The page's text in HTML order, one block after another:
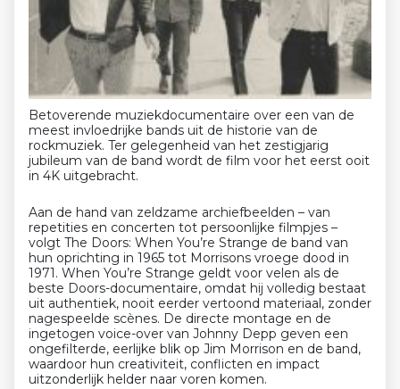
Betoverende muziekdocumentaire over een van de
meest invloedrijke bands uit de historie van de
rockmuziek. Ter gelegenheid van het zestigjarig
jubileum van de band wordt de film voor het eerst ooit
in 4K uitgebracht.
Aan de hand van zeldzame archiefbeelden – van
repetities en concerten tot persoonlijke filmpjes –
volgt The Doors: When You’re Strange de band van
hun oprichting in 1965 tot Morrisons vroege dood in
1971. When You’re Strange geldt voor velen als de
beste Doors-documentaire, omdat hij volledig bestaat
uit authentiek, nooit eerder vertoond materiaal, zonder
nagespeelde scènes. De directe montage en de
ingetogen voice-over van Johnny Depp geven een
ongefilterde, eerlijke blik op Jim Morrison en de band,
waardoor hun creativiteit, conflicten en impact
uitzonderlijk helder naar voren komen.